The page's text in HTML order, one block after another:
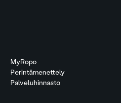
MyRopo
Perintämenettely
Palveluhinnasto